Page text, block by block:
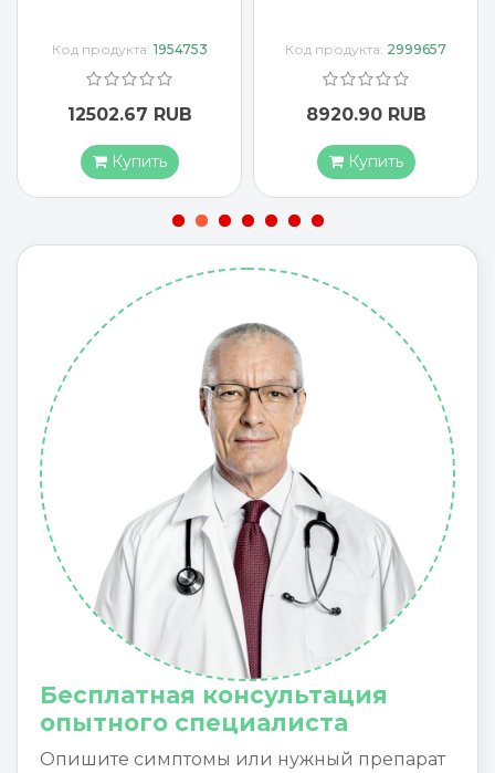
Код продукта: 2999657
8920.90 RUB
Купить
Код продукта: 2204899
7889.91 RUB
Купить
Бесплатная консультация
опытного специалиста
Опишите симптомы или нужный препарат